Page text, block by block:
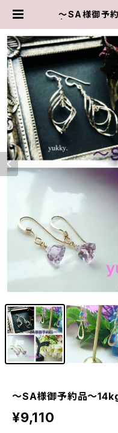
～SA様御予
～SA様御予約品～
¥9,110